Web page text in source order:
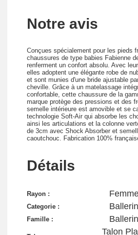
Notre avis
Conçues spécialement pour les pieds
chaussures de type babies Fabienne
renferment un confort absolu. Avec
elles adoptent une élégante robe de
et sont munies d'une bride ajustable
cheville. Grâce à un matelassage
confortable, cette chaussure de la
marque protège des pressions et des
semelle intérieure est amovible et se
technologie Soft-Air qui absorbe les
ainsi les articulations et la colonne
de 3cm avec Shock Absorber et
caoutchouc. Fabrication 100%
Détails
Rayon :
Categorie :
Famille :
Talon